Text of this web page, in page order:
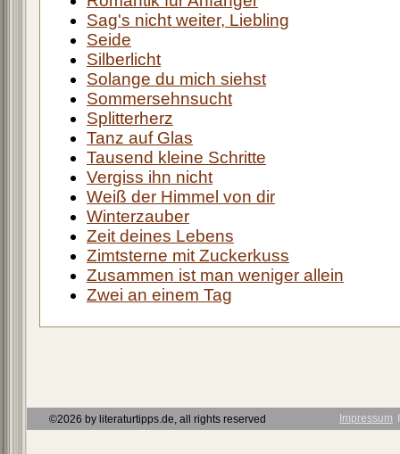
Sag's nicht weiter, Liebling
Seide
Silberlicht
Solange du mich siehst
Sommersehnsucht
Splitterherz
Tanz auf Glas
Tausend kleine Schritte
Vergiss ihn nicht
Weiß der Himmel von dir
Winterzauber
Zeit deines Lebens
Zimtsterne mit Zuckerkuss
Zusammen ist man weniger allein
Zwei an einem Tag
©2026 by literaturtipps.de, all rights reserved Impressum